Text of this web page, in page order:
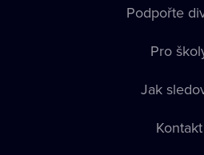
Podpořte
Pro
Jak
Kontakt